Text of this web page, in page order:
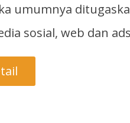
umumnya
sosial, web dan ads